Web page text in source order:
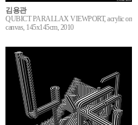
김용관
QUBICT PARALLAX VIEWPORT, acrylic on
canvas, 145x145cm, 2010